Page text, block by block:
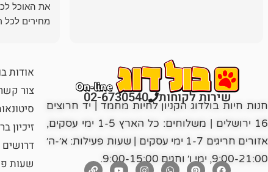
את האוכל
מחירים לכל
שירות לקוחות 02-6730540
חנות חיות בולדוג הקניון לחיות מחמד | יד חרוצים
16 ירושלים | משלוחים: כל הארץ 1-5 ימי עסקים,
אזורים חריגים 1-7 ימי עסקים | שעות פעילות: א׳-ה׳
9:00-21:00, ימי ו׳ וחגים 9:00-15:00.
אודות
צור
זיכיון
דרושים
שעות